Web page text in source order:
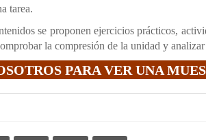
tarea.
se proponen ejercicios prácticos,
la compresión de la unidad y
PARA VER UNA